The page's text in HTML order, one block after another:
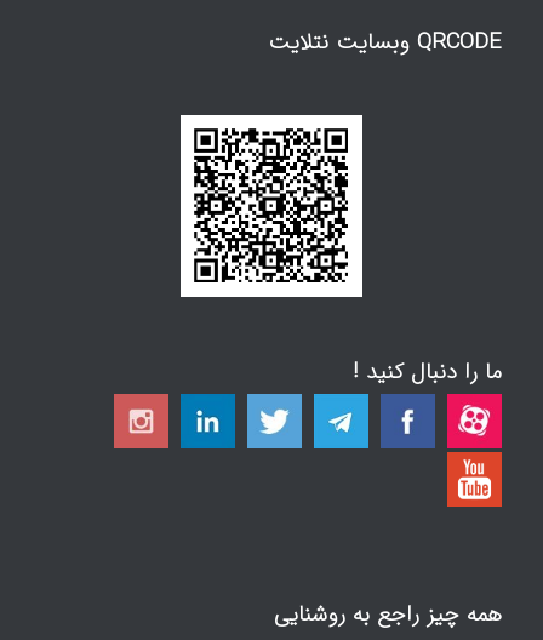
QRCODE وبسایت نتلایت
ما را دنبال کنید !
همه چیز راجع به روشنایی